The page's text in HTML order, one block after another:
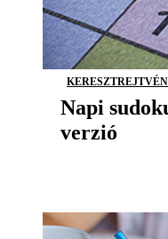
Napi
verzió